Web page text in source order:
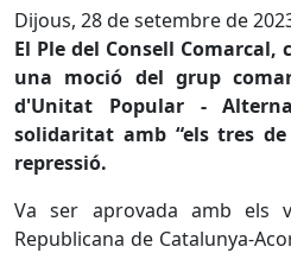
Dijous, 28 de setembre de
El Ple del Consell
una moció del grup
d'Unitat Popular -
solidaritat amb “els tres
repressió.
Va ser aprovada amb els
Republicana de Catalunya-